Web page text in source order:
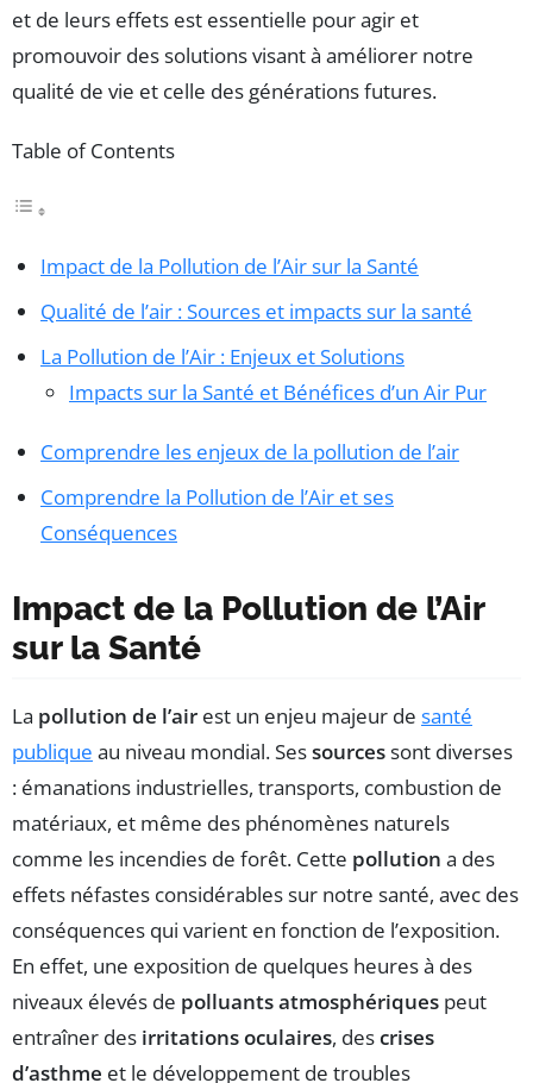
et de leurs effets est essentielle pour agir et
promouvoir des solutions visant à améliorer notre
qualité de vie et celle des générations futures.
Table of Contents
Impact de la Pollution de l’Air sur la Santé
Qualité de l’air : Sources et impacts sur la santé
La Pollution de l’Air : Enjeux et Solutions
Impacts sur la Santé et Bénéfices d’un Air Pur
Comprendre les enjeux de la pollution de l’air
Comprendre la Pollution de l’Air et ses
Conséquences
Impact de la Pollution de l’Air
sur la Santé
La pollution de l’air est un enjeu majeur de santé
publique au niveau mondial. Sessourcessont diverses
: émanations industrielles, transports, combustion de
matériaux, et même des phénomènes naturels
comme les incendies de forêt. Cette pollution a des
effets néfastes considérables sur notre santé, avec des
conséquences qui varient en fonction de l’exposition.
En effet, une exposition de quelques heures à des
niveaux élevés de polluants atmosphériques peut
entraîner des irritations oculaires, descrises
d’asthme et le développement de troubles